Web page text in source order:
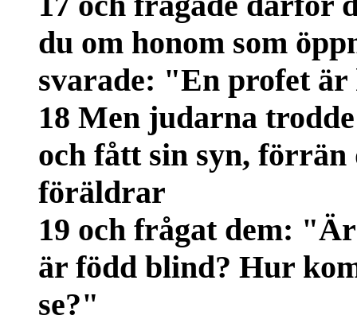
du om honom som
svarade: "En profet
18 Men judarna
och fått sin syn, förrän
föräldrar
19 och frågat dem:
är född blind? Hur
se?"